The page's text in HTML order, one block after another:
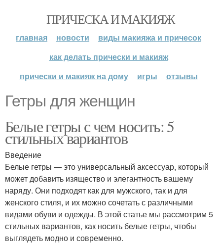
ПРИЧЕСКА И МАКИЯЖ
главная новости
виды макияжа и причесок
как делать прически и макияж
прически и макияж на дому
игры отзывы
Гетры для женщин
Белые гетры с чем носить: 5
стильных вариантов
Введение
Белые гетры — это универсальный аксессуар, который
может добавить изящество и элегантность вашему
наряду. Они подходят как для мужского, так и для
женского стиля, и их можно сочетать с различными
видами обуви и одежды. В этой статье мы рассмотрим 5
стильных вариантов, как носить белые гетры, чтобы
выглядеть модно и современно.